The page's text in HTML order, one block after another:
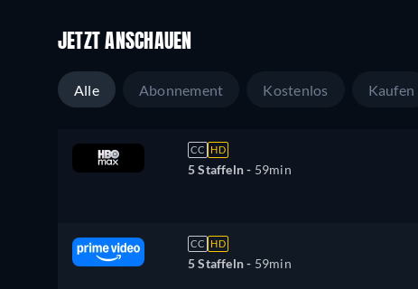
JETZT ANSCHAUEN
Alle Abonnement Kostenlos Kaufen
CC HD
5 Staffeln - 59min
CC HD
5 Staffeln - 59min